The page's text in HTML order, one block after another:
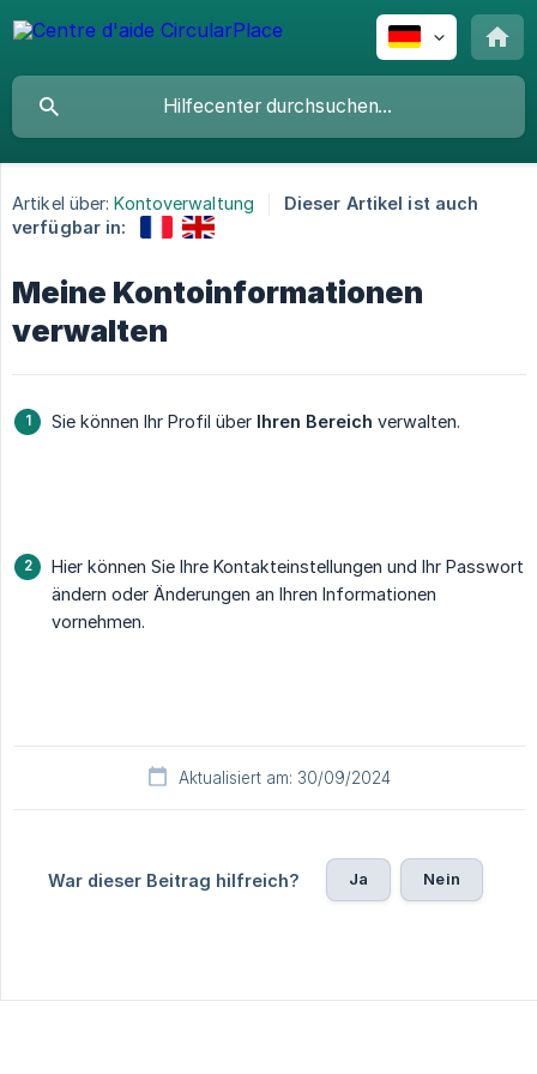
Artikel über: Kontoverwaltung
Dieser Artikel ist auch
verfügbar in:
Meine Kontoinformationen
verwalten
Sie können Ihr Profil über Ihren Bereich verwalten.
Hier können Sie Ihre Kontakteinstellungen und Ihr Passwort
ändern oder Änderungen an Ihren Informationen
vornehmen.
Aktualisiert am: 30/09/2024
War dieser Beitrag hilfreich? Ja Nein